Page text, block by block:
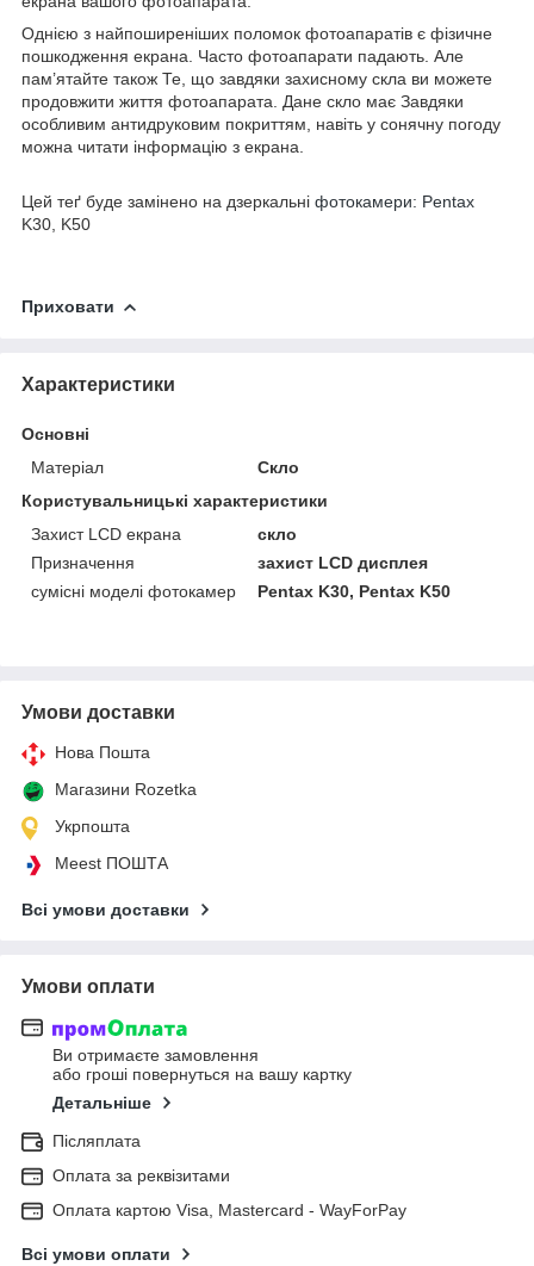
Однією з найпоширеніших поломок фотоапаратів є фізичне
пошкодження екрана. Часто фотоапарати падають. Але
пам’ятайте також Те, що завдяки захисному скла ви можете
продовжити життя фотоапарата. Дане скло має Завдяки
особливим антидруковим покриттям, навіть у сонячну погоду
можна читати інформацію з екрана.
Цей теґ буде замінено на дзеркальні фотокамери: Pentax
K30, K50
Приховати
Характеристики
Основні
Матеріал
Скло
Користувальницькі характеристики
Захист LCD екрана
скло
Призначення
захист LCD дисплея
сумісні моделі фотокамер
Pentax K30, Pentax K50
Умови доставки
Нова Пошта
Магазини Rozetka
Укрпошта
Meest ПОШТА
Всі умови доставки
Умови оплати
Ви отримаєте замовлення
або гроші повернуться на вашу картку
Детальніше
Післяплата
Оплата за реквізитами
Оплата картою Visa, Mastercard - WayForPay
Всі умови оплати